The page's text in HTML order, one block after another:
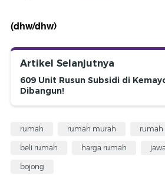
(dhw/dhw)
Artikel Selanjutnya
609 Unit Rusun Subsidi di
Dibangun!
rumah rumah murah rumah
beli rumah harga rumah
bojong